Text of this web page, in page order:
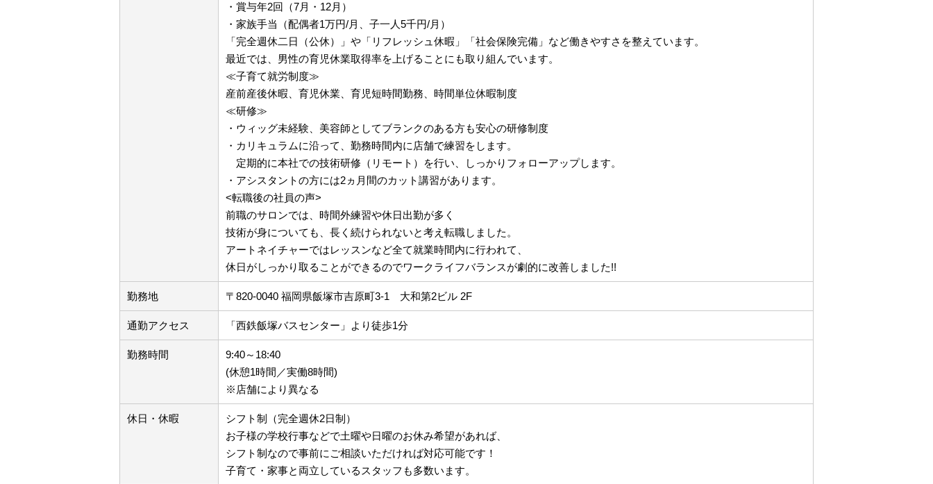
・賞与年2回（7月・12月）
・家族手当（配偶者1万円/月、子一人5千円/月）
「完全週休二日（公休）」や「リフレッシュ休暇」「社会保険完備」など働きやすさを整えています。
最近では、男性の育児休業取得率を上げることにも取り組んでいます。
≪子育て就労制度≫
産前産後休暇、育児休業、育児短時間勤務、時間単位休暇制度
≪研修≫
・ウィッグ未経験、美容師としてブランクのある方も安心の研修制度
・カリキュラムに沿って、勤務時間内に店舗で練習をします。
定期的に本社での技術研修（リモート）を行い、しっかりフォローアップします。
・アシスタントの方には2ヵ月間のカット講習があります。
<転職後の社員の声>
前職のサロンでは、時間外練習や休日出勤が多く
技術が身についても、長く続けられないと考え転職しました。
アートネイチャーではレッスンなど全て就業時間内に行われて、
休日がしっかり取ることができるのでワークライフバランスが劇的に改善しました!!
勤務地 〒820-0040 福岡県飯塚市吉原町3-1 大和第2ビル 2F
通勤アクセス 「西鉄飯塚バスセンター」より徒歩1分
勤務時間
9:40～18:40
(休憩1時間／実働8時間)
※店舗により異なる
休日・休暇
シフト制（完全週休2日制）
お子様の学校行事などで土曜や日曜のお休み希望があれば、
シフト制なので事前にご相談いただければ対応可能です！
子育て・家事と両立しているスタッフも多数います。